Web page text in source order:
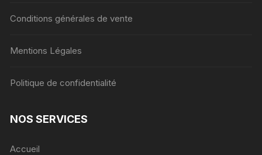
Conditions générales de vente
Mentions Légales
Politique de confidentialité
NOS SERVICES
Accueil